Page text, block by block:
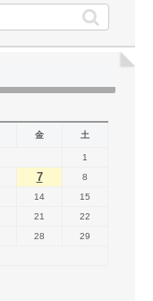
金 土
1
7
8
14
15
21
22
28 29